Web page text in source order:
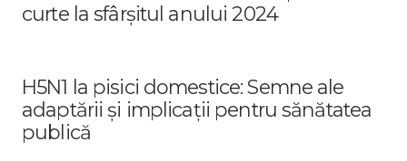
curte la sfârșitul anului 2024
H5N1 la pisici domestice: Semne ale
adaptării și implicații pentru sănătatea
publică